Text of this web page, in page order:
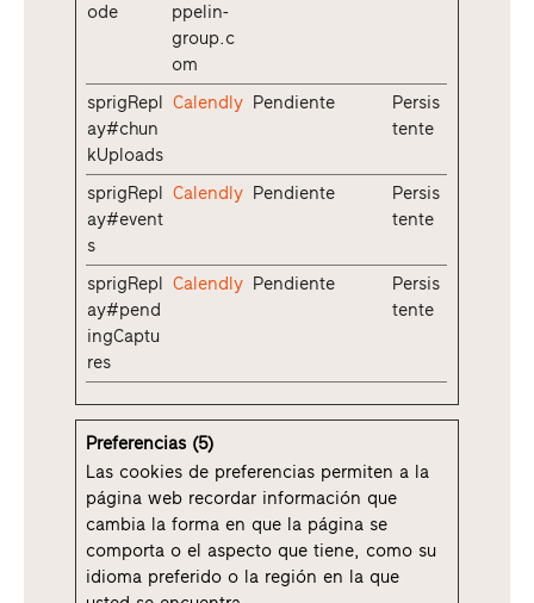
ode
ppelin-
group.c
om
sprigRepl
ay#chun
kUploads
Calendly Pendiente
Persis
tente
sprigRepl
ay#event
s
Calendly Pendiente
Persis
tente
sprigRepl
ay#pend
ingCaptu
res
Calendly Pendiente
Persis
tente
Preferencias (5)
Las cookies de preferencias permiten a la
página web recordar información que
cambia la forma en que la página se
comporta o el aspecto que tiene, como su
idioma preferido o la región en la que